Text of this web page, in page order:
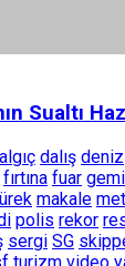
Sualtı
dalış deniz
fırtına fuar
makale
polis rekor
sergi SG
turizm video